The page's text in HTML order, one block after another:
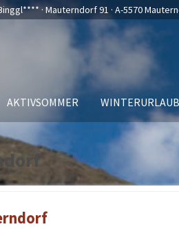
· Mauterndorf 91 · A-5570
AKTIVSOMMER WINTERURLAUB